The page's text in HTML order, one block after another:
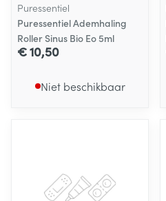
Puressentiel
Puressentiel Ademhaling
Roller Sinus Bio Eo 5ml
€ 10,50
Niet beschikbaar